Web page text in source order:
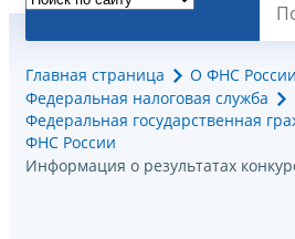
Главная страница
О ФНС России
Федеральная налоговая служба
Федеральная государственная
ФНС России
Информация о результатах